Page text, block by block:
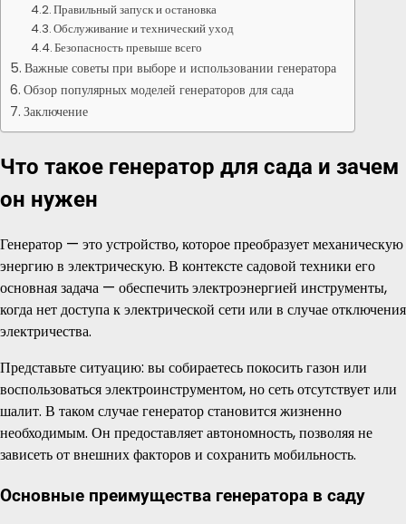
Правильный запуск и остановка
Обслуживание и технический уход
Безопасность превыше всего
Важные советы при выборе и использовании генератора
Обзор популярных моделей генераторов для сада
Заключение
Что такое генератор для сада и зачем
он нужен
Генератор — это устройство, которое преобразует механическую
энергию в электрическую. В контексте садовой техники его
основная задача — обеспечить электроэнергией инструменты,
когда нет доступа к электрической сети или в случае отключения
электричества.
Представьте ситуацию: вы собираетесь покосить газон или
воспользоваться электроинструментом, но сеть отсутствует или
шалит. В таком случае генератор становится жизненно
необходимым. Он предоставляет автономность, позволяя не
зависеть от внешних факторов и сохранить мобильность.
Основные преимущества генератора в саду